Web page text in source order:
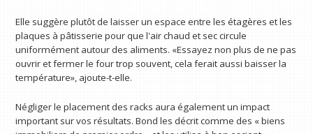
Elle suggère plutôt de laisser un espace entre les étagères et les
plaques à pâtisserie pour que l'air chaud et sec circule
uniformément autour des aliments. «Essayez non plus de ne pas
ouvrir et fermer le four trop souvent, cela ferait aussi baisser la
température», ajoute-t-elle.
Négliger le placement des racks aura également un impact
important sur vos résultats. Bond les décrit comme des « biens